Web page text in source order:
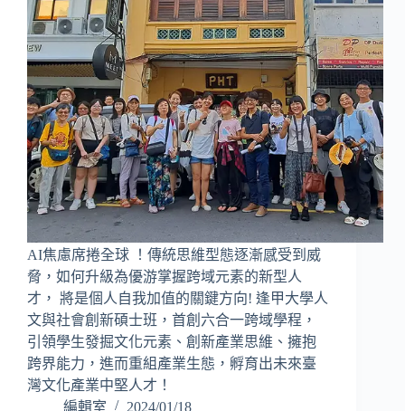
AI焦慮席捲全球 ！傳統思維型態逐漸感受到威
脅，如何升級為優游掌握跨域元素的新型人
才， 將是個人自我加值的關鍵方向! 逢甲大學人
文與社會創新碩士班，首創六合一跨域學程，
引領學生發掘文化元素、創新產業思維、擁抱
跨界能力，進而重組產業生態，孵育出未來臺
灣文化產業中堅人才！
編輯室
2024/01/18